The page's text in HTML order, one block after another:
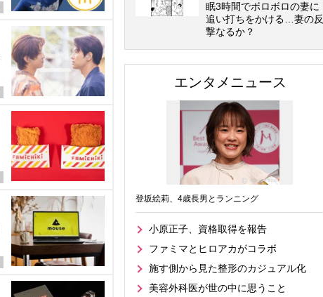
眠3時間でボロボロの妻に
追い打ちをかける…妻の反
撃なるか？
エンタメニュース
登坂絵莉、4歳長男とランニング
小原正子、資格取得を報告
ファミマとヒロアカがコラボ
施す側から見た整形のカジュアル化
美容外科医が世の中に思うこと